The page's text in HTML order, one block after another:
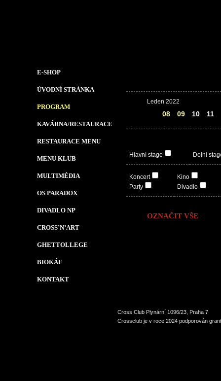
E-SHOP
ÚVODNÍ STRÁNKA
PROGRAM
KAVÁRNA/RESTAURACE
RESTAURACE MENU
MENU KLUB
MULTIMÉDIA
OS PARADOX
DIVADLO NP
CROSS’N’ART
GHETTOLLEGE
BIOKÁF
KONTAKT
Leden 2022
08 09 10 11
Hlavní stage Dolní
Koncert
Party
Kino
Divadlo
OZNAČIT VŠE
Cross Club Plynární 1096/23, Praha 7
Crossclub je v roce 2024 podporován